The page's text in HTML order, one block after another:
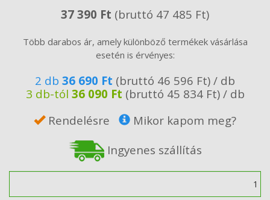
37 390 Ft (bruttó 47 485 Ft)
Több darabos ár, amely különböző termékek vásárlása
esetén is érvényes:
2 db 36 690 Ft (bruttó 46 596 Ft) / db
3 db-tól 36 090 Ft (bruttó 45 834 Ft) / db
Rendelésre
Mikor kapom meg?
Ingyenes szállítás